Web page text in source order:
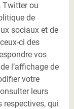
Twitter ou
de
sociaux et de
ci des
vos
l’affichage de
votre
leurs
respectives, qui